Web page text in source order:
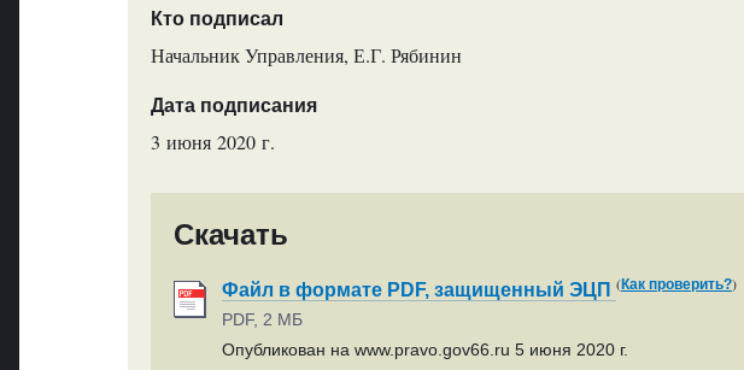
Кто подписал
Начальник Управления, Е.Г. Рябинин
Дата подписания
3 июня 2020 г.
Скачать
Файл в формате PDF, защищенный ЭЦП (Как проверить?)
PDF, 2 МБ
Опубликован на www.pravo.gov66.ru 5 июня 2020 г.